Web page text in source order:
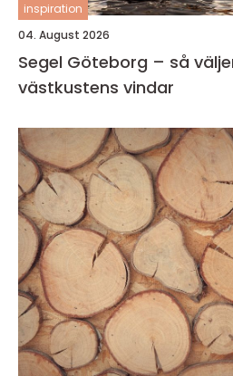
inspiration
04. August 2026
Segel Göteborg – så
västkustens vindar